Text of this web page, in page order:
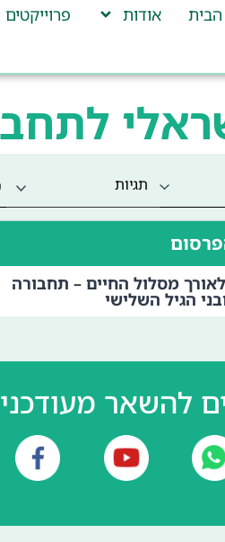
אודות פרוייקטים
תגיות
מסלול החיים – תחבורה
הגיל השלישי
להשאר